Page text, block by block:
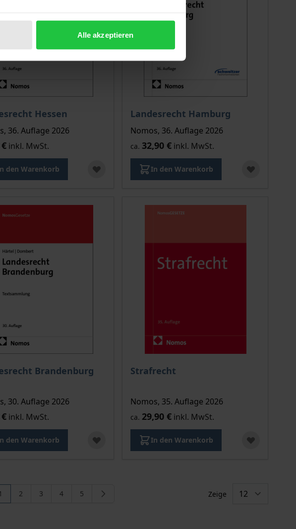
Alle akzeptieren
Hessen
36. Auflage 2026
inkl. MwSt.
den Warenkorb
Landesrecht Hamburg
Nomos, 36. Auflage 2026
ca. 32,90 € inkl. MwSt.
In den Warenkorb
Brandenburg
30. Auflage 2026
inkl. MwSt.
den Warenkorb
Strafrecht
Nomos, 35. Auflage 2026
ca. 29,90 € inkl. MwSt.
In den Warenkorb
Sie lesen gerade die Seite
1 Seite
2 Seite
3 Seite
4 Seite
5 Zeige